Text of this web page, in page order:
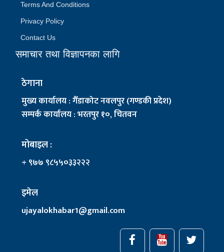
Terms And Conditions
Privacy Policy
Contact Us
समाचार तथा विज्ञापनका लागि
ठेगाना
मुख्य कार्यालय : गैँडाकोट नवलपुर (गण्डकी प्रदेश)
सम्पर्क कार्यालय : भरतपुर १०, चितवन
मोबाइल :
+ ९७७ ९८५५०३३२२२
इमेल
ujayalokhabar1@gmail.com